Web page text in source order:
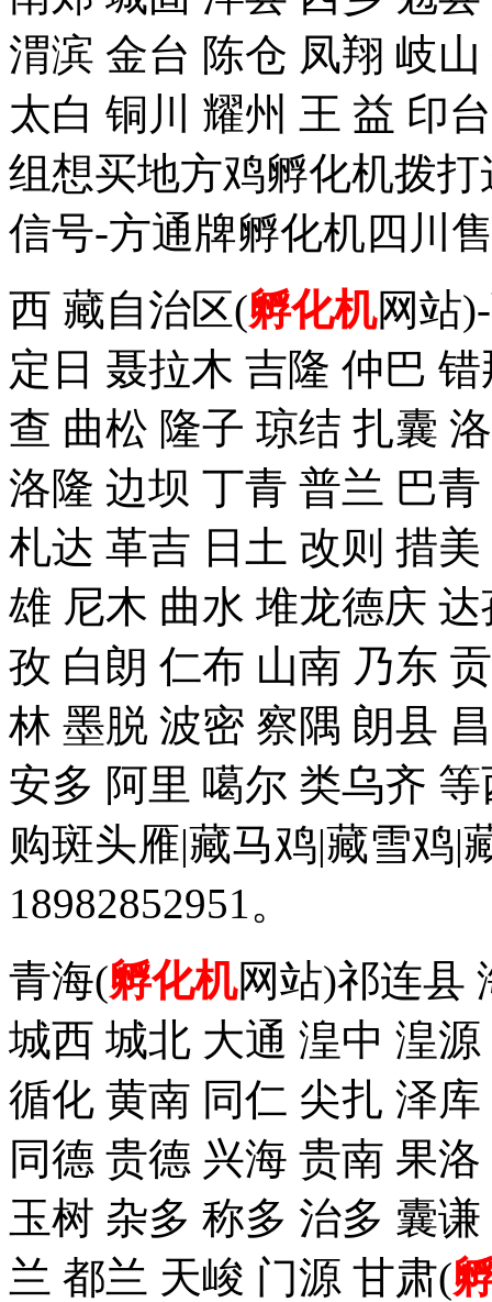
渭滨 金台 陈仓 凤翔 岐
太白 铜川 耀州 王 益 印
组想买地方鸡孵化机拨打
信号-方通牌孵化机四川
西 藏自治区(孵化机网站
定日 聂拉木 吉隆 仲巴
查 曲松 隆子 琼结 扎囊
洛隆 边坝 丁青 普兰 巴
札达 革吉 日土 改则 措
雄 尼木 曲水 堆龙德庆
孜 白朗 仁布 山南 乃东
林 墨脱 波密 察隅 朗县
安多 阿里 噶尔 类乌齐
购斑头雁|藏马鸡|藏雪鸡|
18982852951。
青海(孵化机网站)祁连县
城西 城北 大通 湟中 湟
循化 黄南 同仁 尖扎 泽
同德 贵德 兴海 贵南 果
玉树 杂多 称多 治多 囊
兰 都兰 天峻 门源 甘肃(